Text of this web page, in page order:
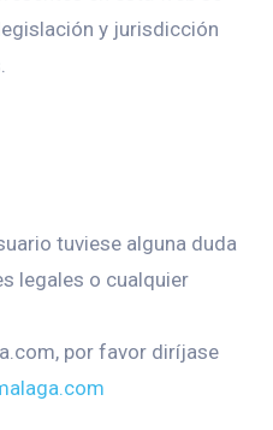
y jurisdicción
tuviese alguna duda
legales o cualquier
por favor diríjase